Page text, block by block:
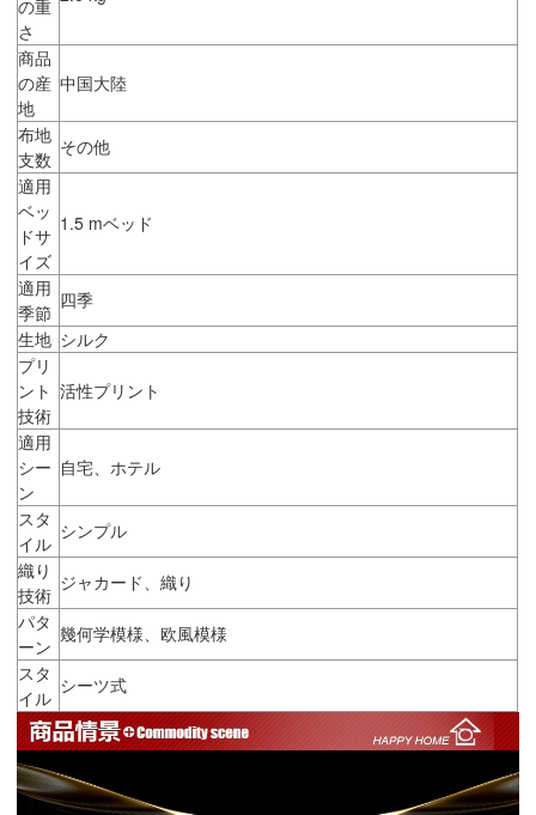
の重
さ
商品
の産
地
中国大陸
布地
支数
その他
適用
ベッ
ドサ
イズ
1.5 mベッド
適用
季節
四季
生地 シルク
プリ
ント
技術
活性プリント
適用
シー
ン
自宅、ホテル
スタ
イル
シンプル
織り
技術
ジャカード、織り
パタ
ーン
幾何学模様、欧風模様
スタ
イル
シーツ式